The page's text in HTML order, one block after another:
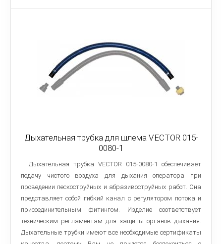
Дыхательная трубка для шлема VECTOR 015-
0080-1
Дыхательная трубка VECTOR 015-0080-1 обеспечивает
подачу чистого воздуха для дыхания оператора при
проведении пескоструйных и абразивоструйных работ. Она
представляет собой гибкий канал с регулятором потока и
присоединительным фитингом. Изделие соответствует
техническим регламентам для защиты органов дыхания.
Дыхательные трубки имеют все необходимые сертификаты